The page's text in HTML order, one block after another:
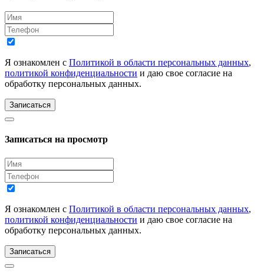
Я ознакомлен с Политикой в области персональных данных,
политикой конфиденциальности и даю свое согласие на
обработку персональных данных.
Записаться
Записаться на просмотр
Я ознакомлен с Политикой в области персональных данных,
политикой конфиденциальности и даю свое согласие на
обработку персональных данных.
Записаться